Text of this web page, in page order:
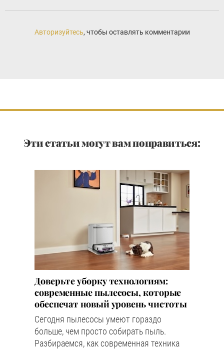
Авторизуйтесь, чтобы оставлять комментарии
Эти статьи могут вам понравиться:
Доверьте уборку технологиям:
современные пылесосы, которые
обеспечат новый уровень чистоты
Сегодня пылесосы умеют гораздо
больше, чем просто собирать пыль.
Разбираемся, как современная техника